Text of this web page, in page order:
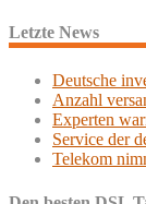
Letzte News
Deutsche
Anzahl
Experten
Service der
Telekom